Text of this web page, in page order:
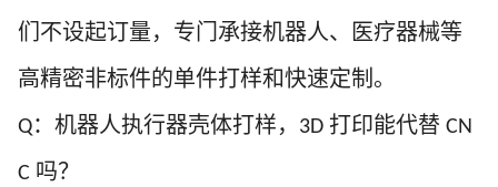
们不设起订量，专门承接机器人、医疗器械等
高精密非标件的单件打样和快速定制。
Q：机器人执行器壳体打样， 3D 打印能代替 CN
C 吗？